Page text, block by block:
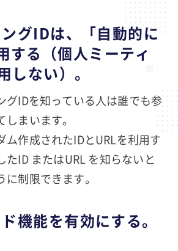
グIDは、「自動的に
する（個人ミーティ
しない）。
IDを知っている人は誰でも参
まいます。
ム作成されたIDとURLを利用す
たID またはURL を知らないと
制限できます。
機能を有効にする。